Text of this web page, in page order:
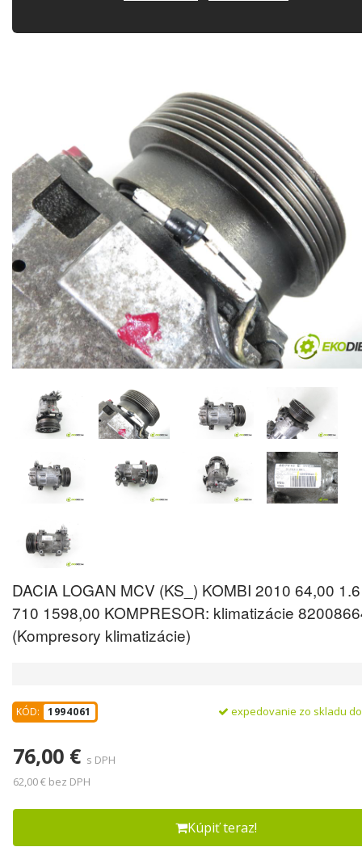
DACIA LOGAN MCV (KS_) KOMBI 2010 64,00
710 1598,00 KOMPRESOR: klimatizácie
(Kompresory klimatizácie)
KÓD: 1994061 expedovanie zo skladu
76,00 € s DPH
62,00 € bez DPH
Kúpiť teraz!